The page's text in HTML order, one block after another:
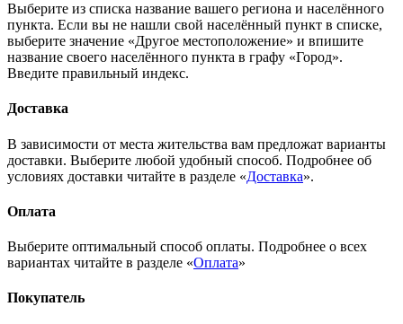
Выберите из списка название вашего региона и населённого
пункта. Если вы не нашли свой населённый пункт в списке,
выберите значение «Другое местоположение» и впишите
название своего населённого пункта в графу «Город».
Введите правильный индекс.
Доставка
В зависимости от места жительства вам предложат варианты
доставки. Выберите любой удобный способ. Подробнее об
условиях доставки читайте в разделе «Доставка».
Оплата
Выберите оптимальный способ оплаты. Подробнее о всех
вариантах читайте в разделе «Оплата»
Покупатель